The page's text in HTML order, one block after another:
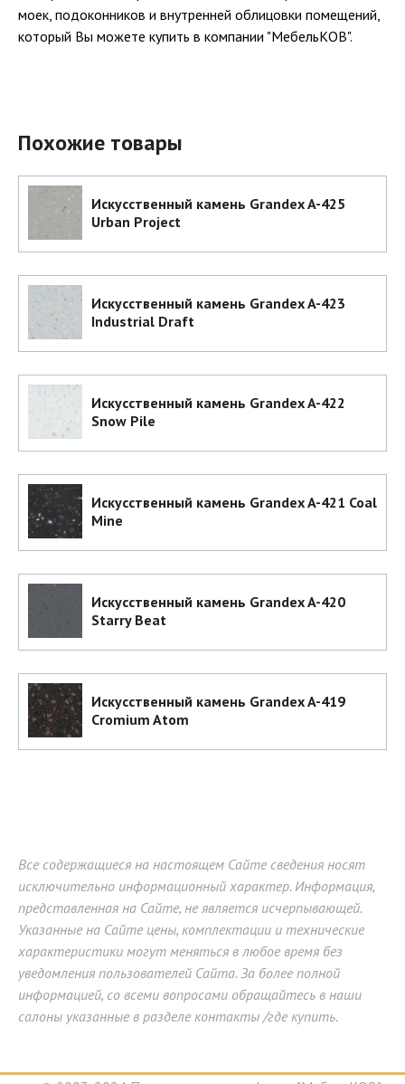
моек, подоконников и внутренней облицовки помещений,
который Вы можете купить в компании "МебельКОВ".
Похожие товары
Искусственный камень Grandex A-425
Urban Project
Искусственный камень Grandex A-423
Industrial Draft
Искусственный камень Grandex A-422
Snow Pile
Искусственный камень Grandex A-421 Coal
Mine
Искусственный камень Grandex A-420
Starry Beat
Искусственный камень Grandex A-419
Cromium Atom
Все содержащиеся на настоящем Сайте сведения носят
исключительно информационный характер. Информация,
представленная на Сайте, не является исчерпывающей.
Указанные на Сайте цены, комплектации и технические
характеристики могут меняться в любое время без
уведомления пользователей Сайта. За более полной
информацией, со всеми вопросами обращайтесь в наши
салоны указанные в разделе контакты /где купить.